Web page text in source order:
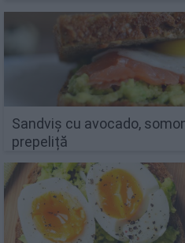
Sandviș cu avocado,
prepeliță